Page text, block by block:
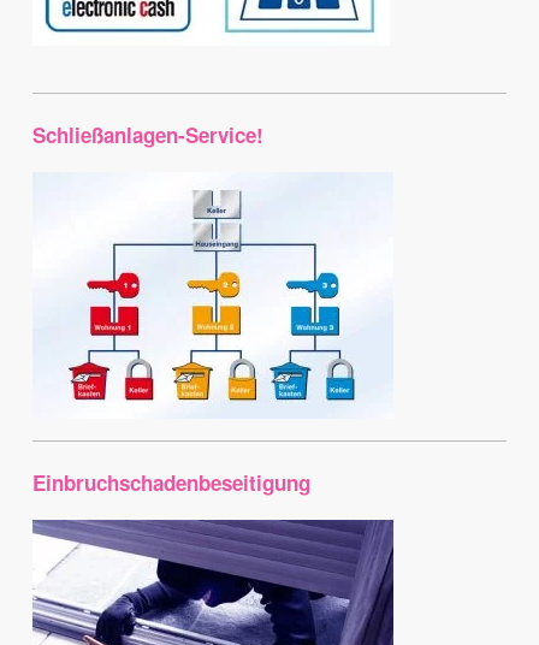
Schließanlagen-Service!
Einbruchschadenbeseitigung